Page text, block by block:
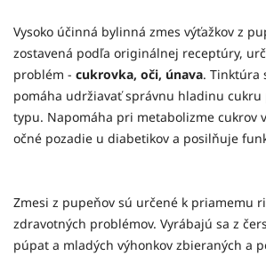
Vysoko účinná bylinná zmes výťažkov z
zostavená podľa originálnej receptúry,
problém - cukrovka, oči, únava. Tinktúra
pomáha udržiavať správnu hladinu cukru
typu. Napomáha pri metabolizme cukrov
očné pozadie u diabetikov a posilňuje
Zmesi z pupeňov sú určené k priamemu
zdravotných problémov. Vyrábajú sa z
púpat a mladých výhonkov zbieraných a